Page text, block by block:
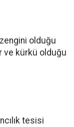
olduğu
ve kürkü olduğu
tesisi